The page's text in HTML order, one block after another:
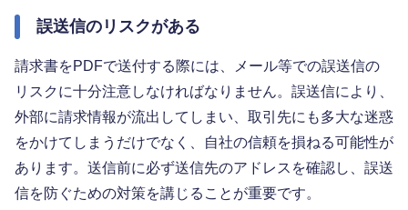
誤送信のリスクがある
請求書をPDFで送付する際には、メール等での誤送信の
リスクに十分注意しなければなりません。誤送信により、
外部に請求情報が流出してしまい、取引先にも多大な迷惑
をかけてしまうだけでなく、自社の信頼を損ねる可能性が
あります。送信前に必ず送信先のアドレスを確認し、誤送
信を防ぐための対策を講じることが重要です。